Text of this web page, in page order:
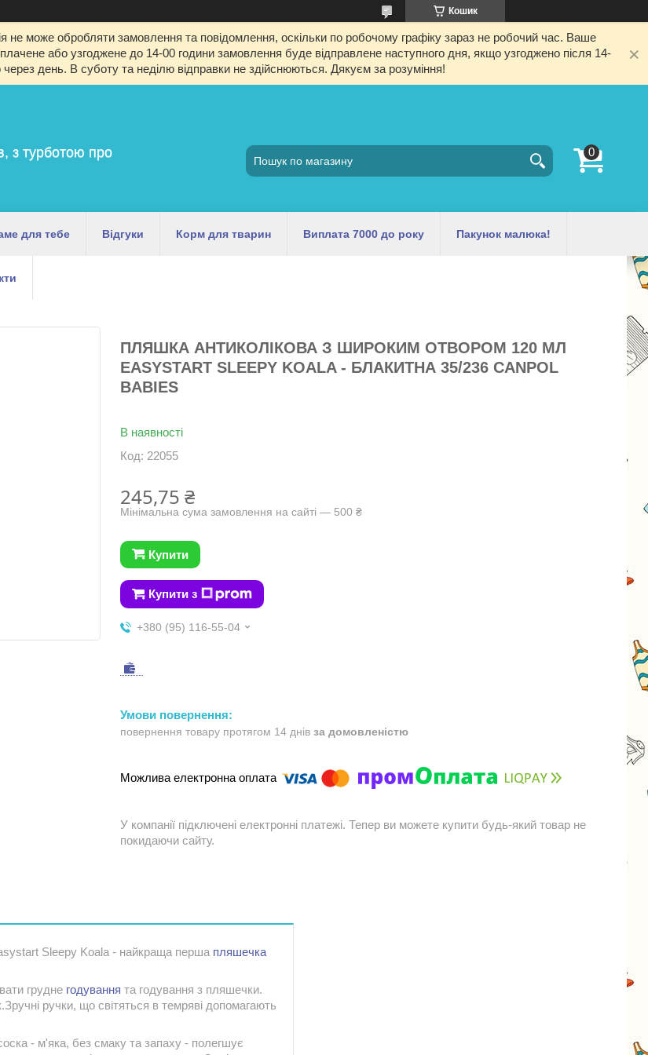
Кошик
може обробляти замовлення та повідомлення, оскільки по робочому графіку зараз не робочий час. Ваше
або узгоджене до 14-00 години замовлення буде відправлене наступного дня, якщо узгоджено після 14-
день. В суботу та неділю відправки не здійснюються. Дякуєм за розуміння!
з турботою про
для тебе Відгуки Корм для тварин Виплата 7000 до року Пакунок малюка!
ПЛЯШКА АНТИКОЛІКОВА З ШИРОКИМ ОТВОРОМ 120 МЛ
EASYSTART SLEEPY KOALA - БЛАКИТНА 35/236 CANPOL
BABIES
В наявності
Код: 22055
245,75 ₴
Мінімальна сума замовлення на сайті — 500 ₴
Купити
Купити з
+380 (95) 116-55-04
повернення товару протягом 14 днів за домовленістю
У компанії підключені електронні платежі. Тепер ви можете купити будь-який товар не
покидаючи сайту.
Sleepy Koala - найкраща перша пляшечка
грудне годування та годування з пляшечки.
ручки, що світяться в темряві допомагають
- м'яка, без смаку та запаху - полегшує